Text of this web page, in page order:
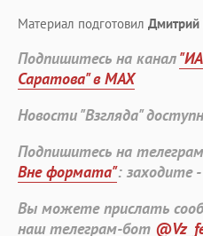
Материал подготовил Дмитрий
Подпишитесь на канал
Саратова" в MAX
Новости "Взгляда"
Подпишитесь на
Вне формата": заходите
Вы можете прислать
наш телеграм-бот